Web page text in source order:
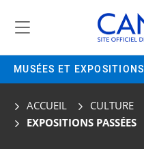
MUSÉES ET EXPOSITIONS
ACCUEIL CULTURE
EXPOSITIONS PASSÉES